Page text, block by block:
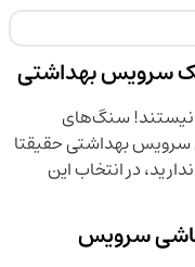
سرویس بهداشتی
نیستند! سنگ‌های
بهداشتی حقیقتا
در انتخاب این
کاشی سرویس